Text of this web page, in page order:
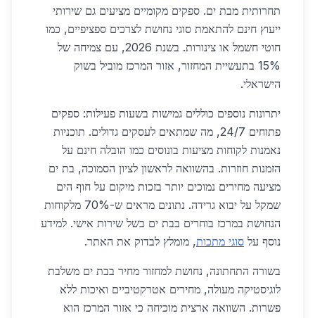
תחרותית מבת ים. ספקים מקומיים מציעים גם שירותי
ייעוץ חינם להתאמת סוגי נחושת לצרכים ספציפיים, כמו
חוטי חשמל או צינורות. בשנת 2026, עם צמיחה של
15% בתעשיית המחזור, אזור המרכז מוביל בשוק
הישראלי.
יתרונות נוספים כוללים גמישות בשעות פעילות: ספקים
פתוחים 24/7, מה שמתאים לעסקים גדולים. תוכניות
נאמנות לקוחות מציעות בונוסים כמו הובלה חינם על
הזמנות חוזרות. בהשוואה לראשון לציון הסמוכה, בת ים
מציעה מחירים נמוכים יותר בזכות מיקום על חוף הים
שמקל על יבוא גרידה. נתונים מראים ש-70% מלקוחות
הנחושת במרכז בוחרים בבת ים בשל שירות אישי. למידע
נוסף על סוגי מתכות, מומלץ לבדוק את האתר.
בשורה התחתונה, נחושת למחזור מחיר בבת ים משלבת
לוגיסטיקה מעולה, מחירים אטרקטיביים ואיכות ללא
פשרות. השוואה ארצית מוכיחה כי אזור המרכז הוא